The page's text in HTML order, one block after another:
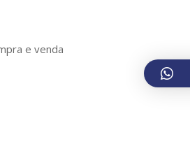
e venda